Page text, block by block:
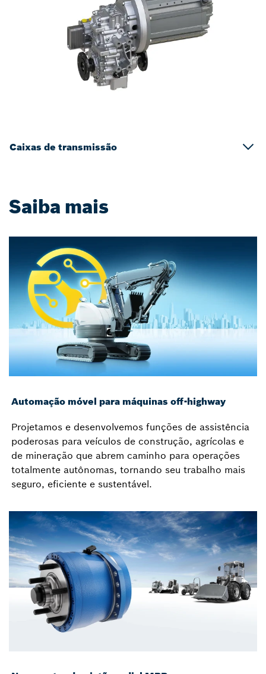
Caixas de transmissão
Saiba mais
Automação móvel para máquinas off-highway
Projetamos e desenvolvemos funções de assistência
poderosas para veículos de construção, agrícolas e
de mineração que abrem caminho para operações
totalmente autônomas, tornando seu trabalho mais
seguro, eficiente e sustentável.